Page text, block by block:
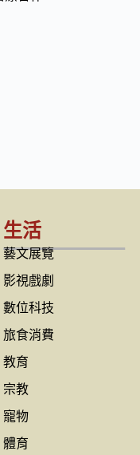
生活
藝文展覽
影視戲劇
數位科技
旅食消費
教育
宗教
寵物
體育